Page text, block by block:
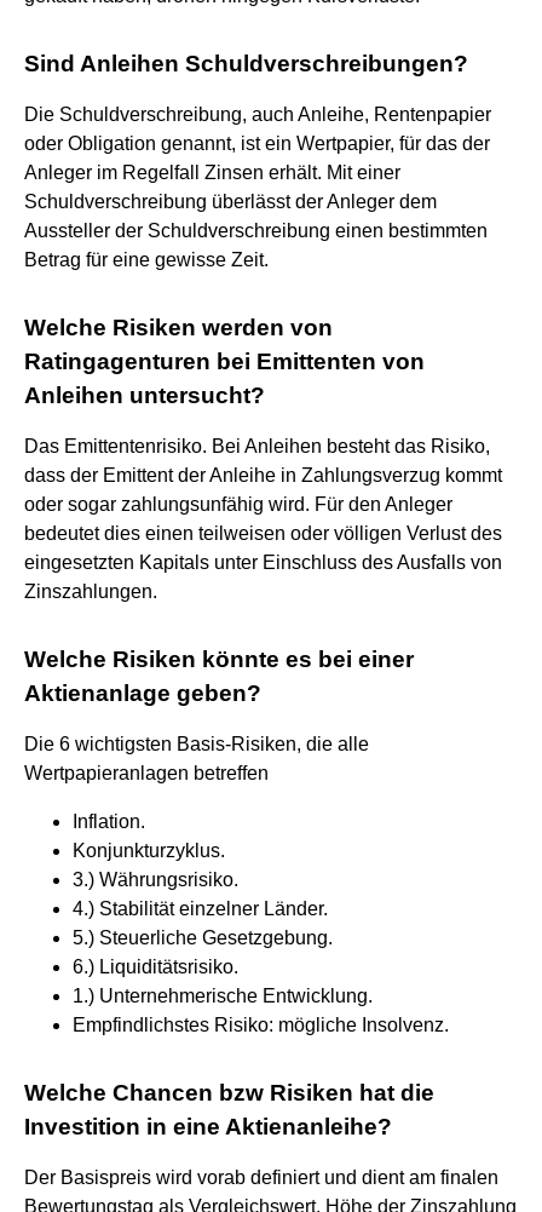
Sind Anleihen Schuldverschreibungen?
Die Schuldverschreibung, auch Anleihe, Rentenpapier
oder Obligation genannt, ist ein Wertpapier, für das der
Anleger im Regelfall Zinsen erhält. Mit einer
Schuldverschreibung überlässt der Anleger dem
Aussteller der Schuldverschreibung einen bestimmten
Betrag für eine gewisse Zeit.
Welche Risiken werden von
Ratingagenturen bei Emittenten von
Anleihen untersucht?
Das Emittentenrisiko. Bei Anleihen besteht das Risiko,
dass der Emittent der Anleihe in Zahlungsverzug kommt
oder sogar zahlungsunfähig wird. Für den Anleger
bedeutet dies einen teilweisen oder völligen Verlust des
eingesetzten Kapitals unter Einschluss des Ausfalls von
Zinszahlungen.
Welche Risiken könnte es bei einer
Aktienanlage geben?
Die 6 wichtigsten Basis-Risiken, die alle
Wertpapieranlagen betreffen
Inflation.
Konjunkturzyklus.
3.) Währungsrisiko.
4.) Stabilität einzelner Länder.
5.) Steuerliche Gesetzgebung.
6.) Liquiditätsrisiko.
1.) Unternehmerische Entwicklung.
Empfindlichstes Risiko: mögliche Insolvenz.
Welche Chancen bzw Risiken hat die
Investition in eine Aktienanleihe?
Der Basispreis wird vorab definiert und dient am finalen
Bewertungstag als Vergleichswert. Höhe der Zinszahlung